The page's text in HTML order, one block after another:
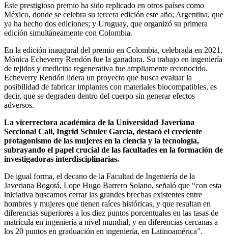
Este prestigioso premio ha sido replicado en otros países como
México, donde se celebra su tercera edición este año; Argentina, que
ya ha hecho dos ediciones; y Uruguay, que organizó su primera
edición simultáneamente con Colombia.
En la edición inaugural del premio en Colombia, celebrada en 2021,
Mónica Echeverry Rendón fue la ganadora. Su trabajo en ingeniería
de tejidos y medicina regenerativa fue ampliamente reconocido.
Echeverry Rendón lidera un proyecto que busca evaluar la
posibilidad de fabricar implantes con materiales biocompatibles, es
decir, que se degraden dentro del cuerpo sin generar efectos
adversos.
La vicerrectora académica de la Universidad Javeriana
Seccional Cali, Ingrid Schuler García, destacó el creciente
protagonismo de las mujeres en la ciencia y la tecnología,
subrayando el papel crucial de las facultades en la formación de
investigadoras interdisciplinarias.
De igual forma, el decano de la Facultad de Ingeniería de la
Javeriana Bogotá, Lope Hugo Barrero Solano, señaló que “con esta
iniciativa buscamos cerrar las grandes brechas existentes entre
hombres y mujeres que tienen raíces históricas, y que resultan en
diferencias superiores a los diez puntos porcentuales en las tasas de
matrícula en ingeniería a nivel mundial, y en diferencias cercanas a
los 20 puntos en graduación en ingeniería, en Latinoamérica”.